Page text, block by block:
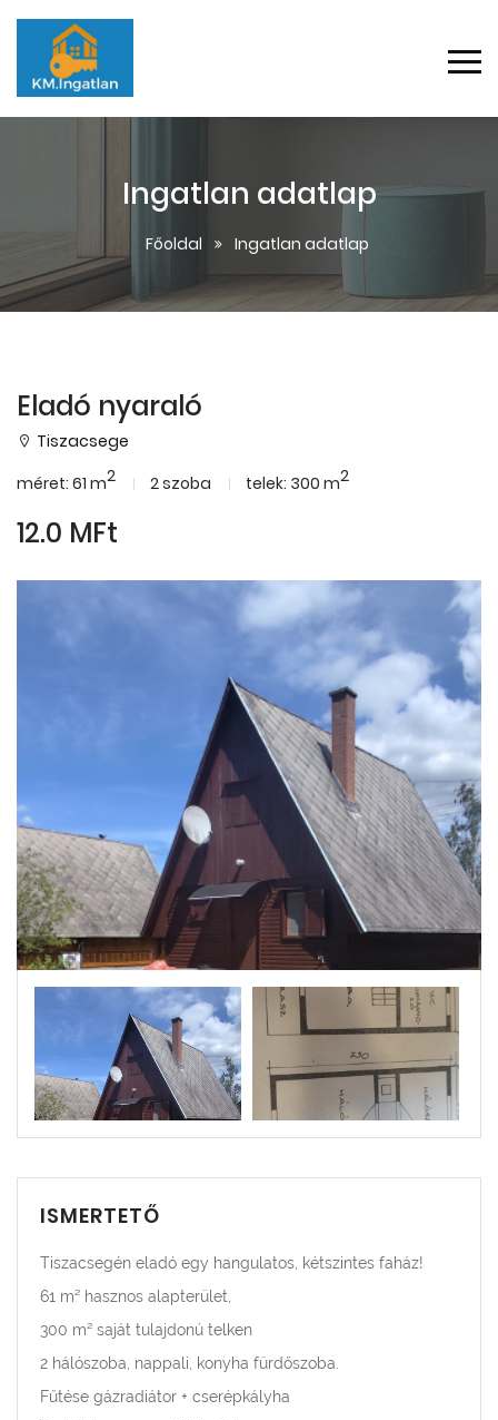
Ingatlan adatlap
Főoldal Ingatlan adatlap
Eladó nyaraló
Tiszacsege
méret: 61 m2 2 szoba telek: 300 m2
12.0 MFt
ISMERTETŐ
Tiszacsegén eladó egy hangulatos, kétszintes faház!
61 m² hasznos alapterület,
300 m² saját tulajdonú telken
2 hálószoba, nappali, konyha fürdőszoba.
Fűtése gázradiátor + cserépkályha